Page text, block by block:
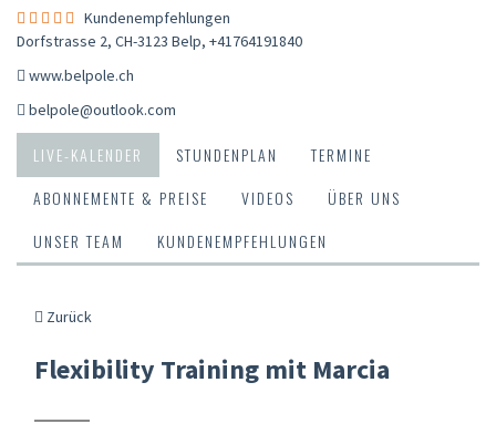
Kundenempfehlungen
Dorfstrasse 2, CH-3123 Belp, +41764191840
www.belpole.ch
belpole@outlook.com
LIVE-KALENDER STUNDENPLAN
TERMINE
ABONNEMENTE & PREISE
VIDEOS
ÜBER UNS
UNSER TEAM
KUNDENEMPFEHLUNGEN
Zurück
Flexibility Training mit Marcia